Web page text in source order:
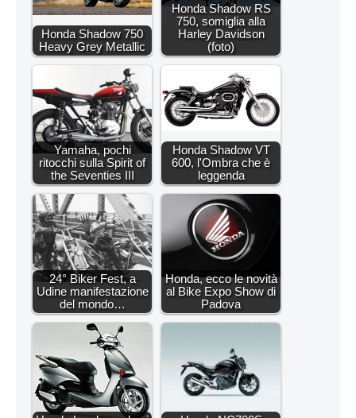
Honda Shadow 750
Heavy Grey Metallic
Honda Shadow RS
750, somiglia alla
Harley Davidson
(foto)
Yamaha, pochi
ritocchi sulla Spirit of
the Seventies III
Honda Shadow VT
600, l'Ombra che è
leggenda
24° Biker Fest, a
Udine manifestazione
del mondo…
Honda, ecco le novità
al Bike Expo Show di
Padova